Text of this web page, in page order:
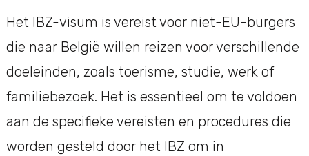
Het IBZ-visum is vereist voor niet-EU-burgers
die naar België willen reizen voor verschillende
doeleinden, zoals toerisme, studie, werk of
familiebezoek. Het is essentieel om te voldoen
aan de specifieke vereisten en procedures die
worden gesteld door het IBZ om in